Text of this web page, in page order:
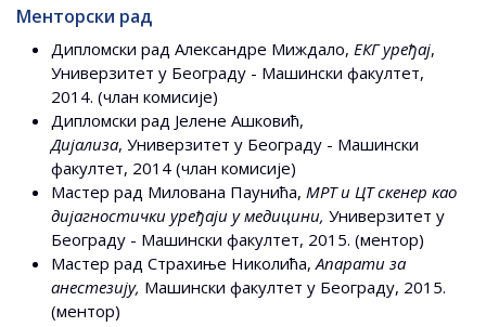
Менторски рад
Дипломски рад Александре Миждало, ЕКГ уређај,
Универзитет у Београду - Машински факултет,
2014. (члан комисије)
Дипломски рад Јелене Ашковић,
Дијализа, Универзитет у Београду - Машински
факултет, 2014 (члан комисије)
Мастер рад Милована Паунића, МРТ и ЦТ скенер као
дијагностички уређаји у медицини, Универзитет у
Београду - Машински факултет, 2015. (ментор)
Мастер рад Страхиње Николића,Апарати за
анестезију, Машински факултет у Београду, 2015.
(ментор)